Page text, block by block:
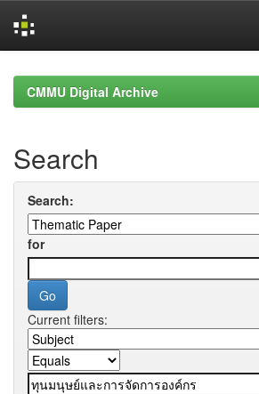
navigationCMMU Digital Archive
Search
Search:
for
Current filters: